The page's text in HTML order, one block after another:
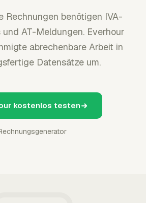
Rechnungen benötigen IVA-
und AT-Meldungen. Everhour
abrechenbare Arbeit in
Datensätze um.
kostenlos testen